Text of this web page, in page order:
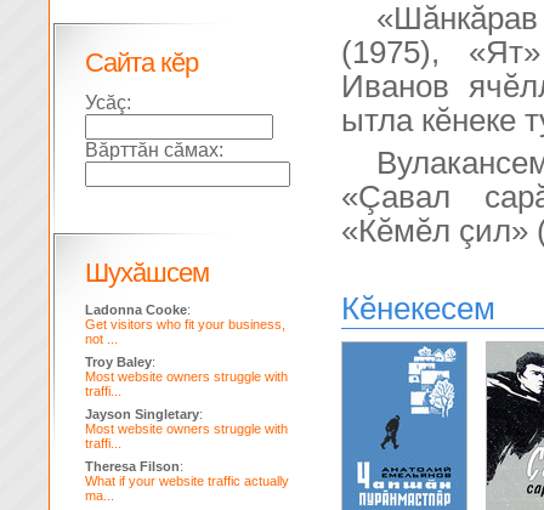
(1975),
Иванов
ытла кĕнеке
«Çавал
«Кĕмĕл çил»
Кĕнекесем
Сайта кĕр
Усăç:
Вăрттăн сăмах:
Шухăшсем
Ladonna Cooke:
Get visitors who fit your business,
not ...
Troy Baley:
Most website owners struggle with
traffi...
Jayson Singletary:
Most website owners struggle with
traffi...
Theresa Filson:
What if your website traffic actually
ma...